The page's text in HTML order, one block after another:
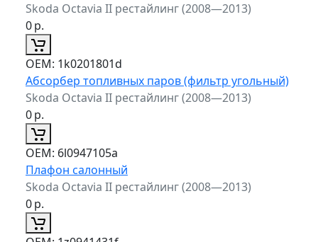
Skoda Octavia II рестайлинг (2008—2013)
0р.
ОЕМ: 1k0201801d
Абсорбер топливных паров (фильтр угольный)
Skoda Octavia II рестайлинг (2008—2013)
0р.
ОЕМ: 6l0947105a
Плафон салонный
Skoda Octavia II рестайлинг (2008—2013)
0р.